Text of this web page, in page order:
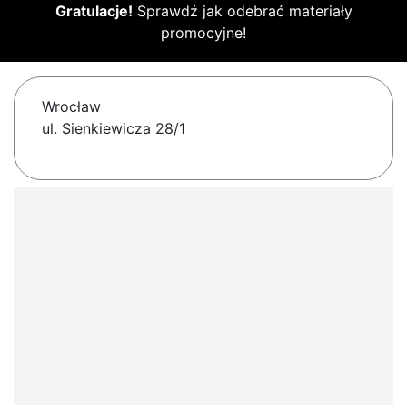
Gratulacje! Sprawdź jak odebrać materiały
promocyjne!
Wrocław
ul. Sienkiewicza 28/1